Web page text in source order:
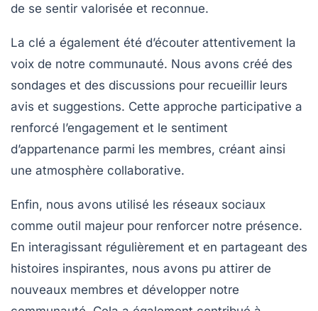
de se sentir valorisée et reconnue.
La clé a également été d’écouter attentivement la
voix de notre communauté. Nous avons créé des
sondages et des discussions pour recueillir leurs
avis et suggestions. Cette approche participative a
renforcé l’engagement et le sentiment
d’appartenance parmi les membres, créant ainsi
une atmosphère collaborative.
Enfin, nous avons utilisé les réseaux sociaux
comme outil majeur pour renforcer notre présence.
En interagissant régulièrement et en partageant des
histoires inspirantes, nous avons pu attirer de
nouveaux membres et développer notre